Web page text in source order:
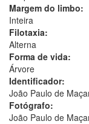
Margem do limbo:
Inteira
Filotaxia:
Alterna
Forma de vida:
Árvore
Identificador:
João Paulo de
Fotógrafo:
João Paulo de